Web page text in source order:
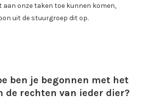
aan onze taken toe kunnen komen,
uit de stuurgroep dit op.
ben je begonnen met het
de rechten van ieder dier?